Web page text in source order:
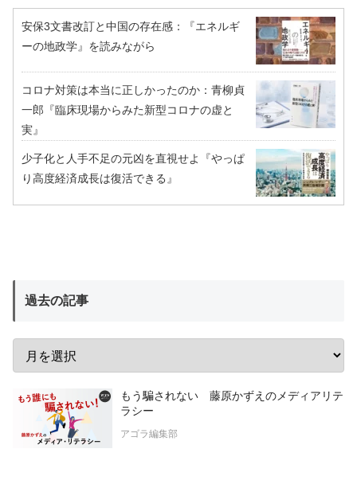
安保3文書改訂と中国の存在感：『エネルギ
ーの地政学』を読みながら
コロナ対策は本当に正しかったのか：青柳貞
一郎『臨床現場からみた新型コロナの虚と
実』
少子化と人手不足の元凶を直視せよ『やっぱ
り高度経済成長は復活できる』
過去の記事
もう騙されない 藤原かずえのメディアリテ
ラシー
アゴラ編集部